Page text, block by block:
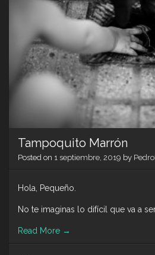
Tampoquito Marrón
Posted on 1 septiembre, 2019 by
Hola, Pequeño.
No te imaginas lo difícil que va a
Read More →